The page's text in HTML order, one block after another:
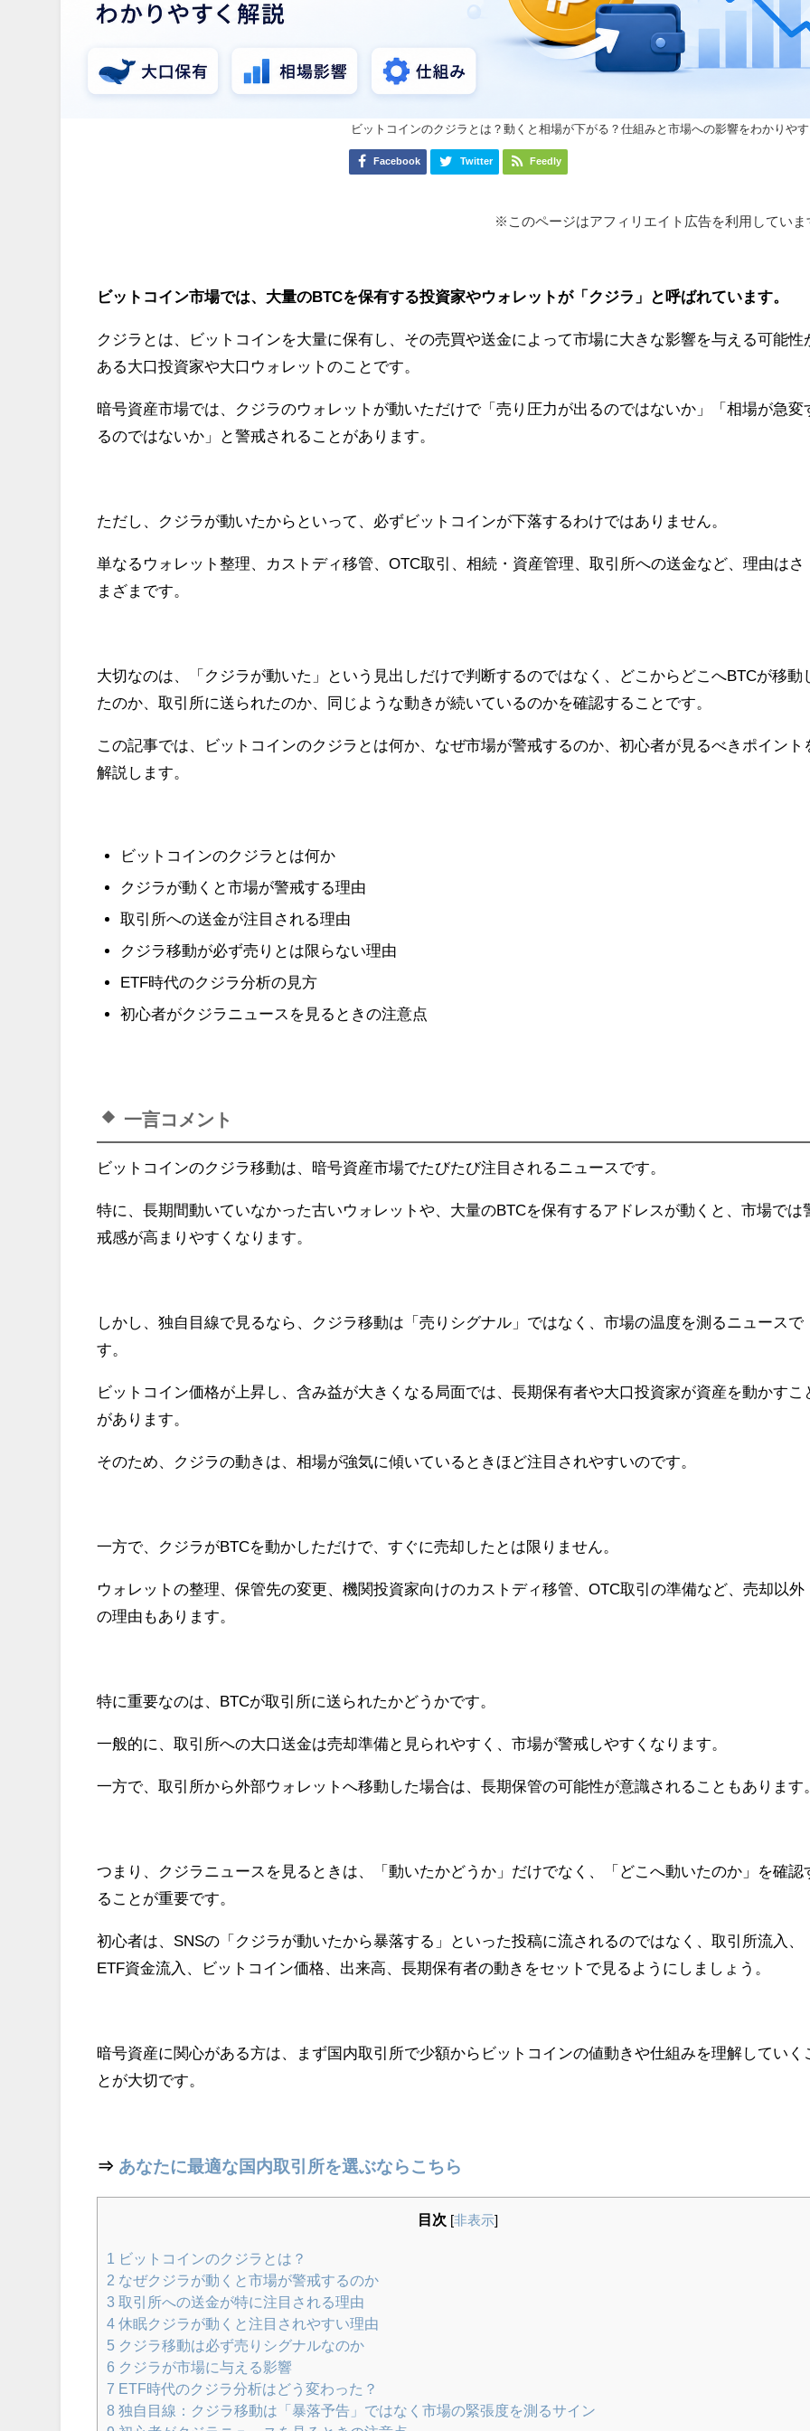
ビットコインのクジラとは？動くと相場が下がる？仕組みと市場への影響をわかりや
Facebook Twitter Feedly
※このページはアフィリエイト広告を利用していま
ビットコイン市場では、大量のBTCを保有する投資家やウォレットが「クジラ」と呼ばれています。
クジラとは、ビットコインを大量に保有し、その売買や送金によって市場に大きな影響を与える可能性
ある大口投資家や大口ウォレットのことです。
暗号資産市場では、クジラのウォレットが動いただけで「売り圧力が出るのではないか」「相場が急変
るのではないか」と警戒されることがあります。
ただし、クジラが動いたからといって、必ずビットコインが下落するわけではありません。
単なるウォレット整理、カストディ移管、OTC取引、相続・資産管理、取引所への送金など、理由はさ
まざまです。
大切なのは、「クジラが動いた」という見出しだけで判断するのではなく、どこからどこへBTCが移動
たのか、取引所に送られたのか、同じような動きが続いているのかを確認することです。
この記事では、ビットコインのクジラとは何か、なぜ市場が警戒するのか、初心者が見るべきポイント
解説します。
ビットコインのクジラとは何か
クジラが動くと市場が警戒する理由
取引所への送金が注目される理由
クジラ移動が必ず売りとは限らない理由
ETF時代のクジラ分析の見方
初心者がクジラニュースを見るときの注意点
一言コメント
ビットコインのクジラ移動は、暗号資産市場でたびたび注目されるニュースです。
特に、長期間動いていなかった古いウォレットや、大量のBTCを保有するアドレスが動くと、市場では
戒感が高まりやすくなります。
しかし、独自目線で見るなら、クジラ移動は「売りシグナル」ではなく、市場の温度を測るニュースで
す。
ビットコイン価格が上昇し、含み益が大きくなる局面では、長期保有者や大口投資家が資産を動かすこ
があります。
そのため、クジラの動きは、相場が強気に傾いているときほど注目されやすいのです。
一方で、クジラがBTCを動かしただけで、すぐに売却したとは限りません。
ウォレットの整理、保管先の変更、機関投資家向けのカストディ移管、OTC取引の準備など、売却以外
の理由もあります。
特に重要なのは、BTCが取引所に送られたかどうかです。
一般的に、取引所への大口送金は売却準備と見られやすく、市場が警戒しやすくなります。
一方で、取引所から外部ウォレットへ移動した場合は、長期保管の可能性が意識されることもあります
つまり、クジラニュースを見るときは、「動いたかどうか」だけでなく、「どこへ動いたのか」を確認
ることが重要です。
初心者は、SNSの「クジラが動いたから暴落する」といった投稿に流されるのではなく、取引所流入、
ETF資金流入、ビットコイン価格、出来高、長期保有者の動きをセットで見るようにしましょう。
暗号資産に関心がある方は、まず国内取引所で少額からビットコインの値動きや仕組みを理解していく
とが大切です。
⇒ あなたに最適な国内取引所を選ぶならこちら
目次 [非表示
1 ビットコインのクジラとは？
2 なぜクジラが動くと市場が警戒するのか
3 取引所への送金が特に注目される理由
4 休眠クジラが動くと注目されやすい理由
5 クジラ移動は必ず売りシグナルなのか
6 クジラが市場に与える影響
7 ETF時代のクジラ分析はどう変わった？
8 独自目線：クジラ移動は「暴落予告」ではなく市場の緊張度を測るサイン